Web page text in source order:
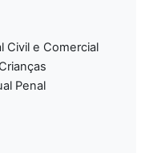
Civil e Comercial
Penal